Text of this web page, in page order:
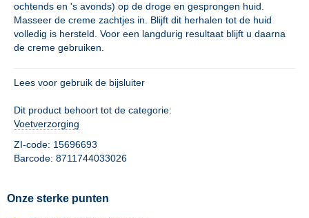
ochtends en 's avonds) op de droge en gesprongen huid.
Masseer de creme zachtjes in. Blijft dit herhalen tot de huid
volledig is hersteld. Voor een langdurig resultaat blijft u daarna
de creme gebruiken.
Lees voor gebruik de bijsluiter
Dit product behoort tot de categorie:
Voetverzorging
ZI-code: 15696693
Barcode: 8711744033026
Onze sterke punten